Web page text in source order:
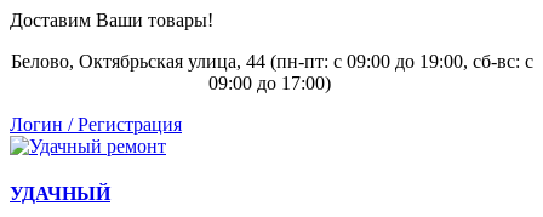
Доставим Ваши товары!
Белово, Октябрьская улица, 44 (пн-пт: с 09:00 до 19:00, сб-вс: с
09:00 до 17:00)
Логин / Регистрация
УДАЧНЫЙ